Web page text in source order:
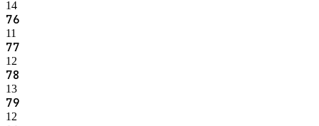
14
76
11
77
12
78
13
79
12